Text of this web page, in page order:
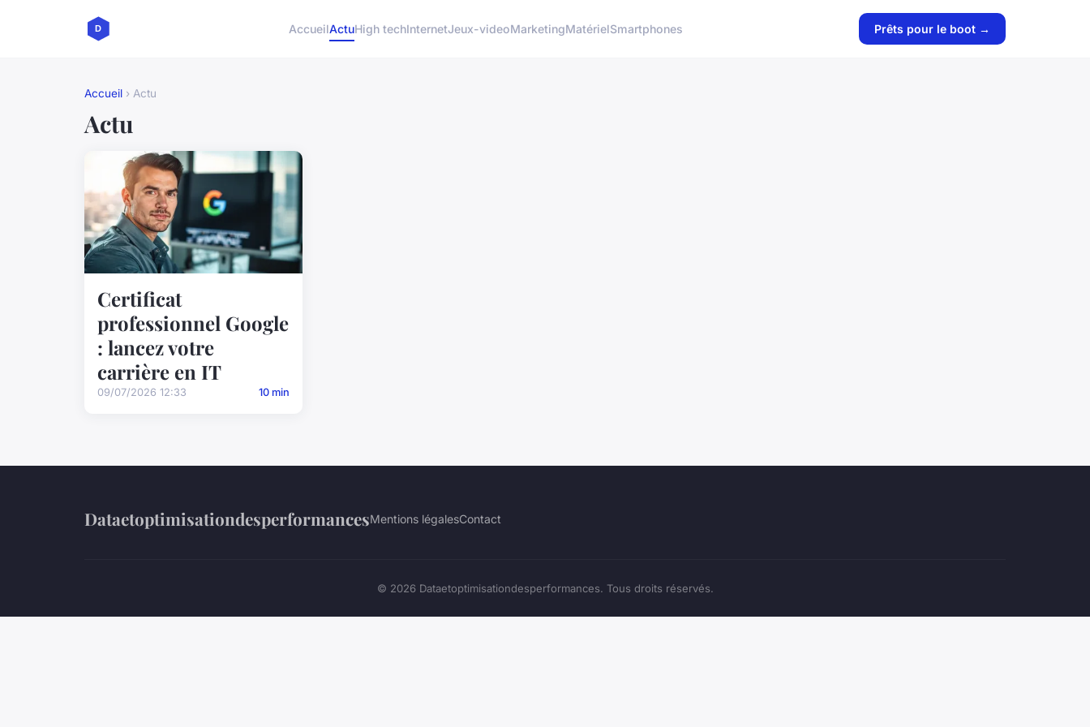
AccueilActuHigh techInternetJeux-videoMarketingMatérielSmartphones Prêts pour le boot →
Accueil › Actu
Actu
Certificat
professionnel Google
: lancez votre
carrière en IT
09/07/2026 12:33 10 min
DataetoptimisationdesperformancesMentions légalesContact
© 2026 Dataetoptimisationdesperformances. Tous droits réservés.